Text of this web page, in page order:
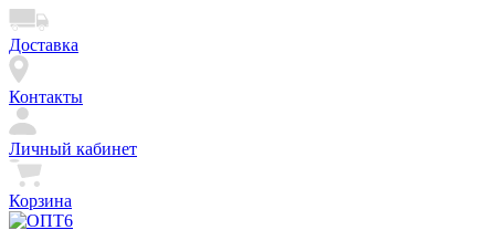
Доставка
Контакты
Личный кабинет
Корзина